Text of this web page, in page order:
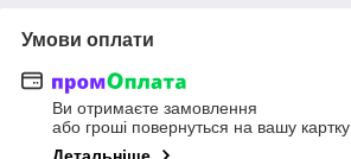
Умови оплати
Ви отримаєте замовлення
або гроші повернуться на вашу картку